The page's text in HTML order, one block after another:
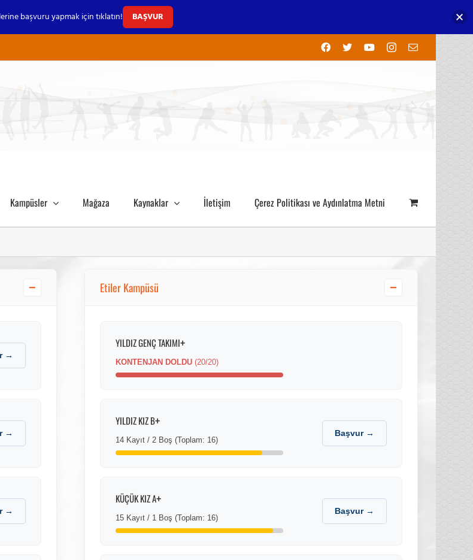
Facebook
X YouTubeInstagram
E-
Kampüsler Mağaza Kaynaklar İletişim Çerez Politikası ve Aydınlatma Metni
−
→
→
→
Etiler Kampüsü −
YILDIZ GENÇ TAKIMI+
KONTENJAN DOLDU (20/20)
YILDIZ KIZ B+
14 Kayıt / 2 Boş (Toplam: 16)
Başvur →
KÜÇÜK KIZ A+
15 Kayıt / 1 Boş (Toplam: 16)
Başvur →
başvuru yapmak için tıklatın! BAŞVUR